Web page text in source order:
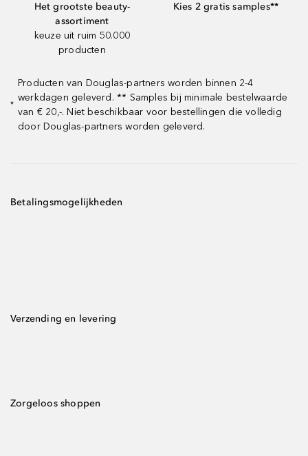
Het grootste beauty-
assortiment
keuze uit ruim 50.000
producten
Kies 2 gratis samples**
*
Producten van Douglas-partners worden binnen 2-4
werkdagen geleverd. ** Samples bij minimale bestelwaarde
van € 20,-. Niet beschikbaar voor bestellingen die volledig
door Douglas-partners worden geleverd.
Betalingsmogelijkheden
Verzending en levering
Zorgeloos shoppen